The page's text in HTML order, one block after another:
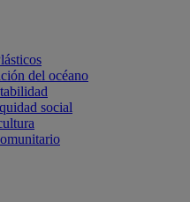
del océano
social